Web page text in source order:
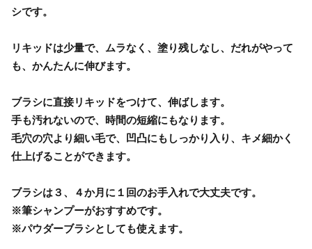
シです。
リキッドは少量で、ムラなく、塗り残しなし、だれがやって
も、かんたんに伸びます。
ブラシに直接リキッドをつけて、伸ばします。
手も汚れないので、時間の短縮にもなります。
毛穴の穴より細い毛で、凹凸にもしっかり入り、キメ細かく
仕上げることができます。
ブラシは３、４か月に１回のお手入れで大丈夫です。
※筆シャンプーがおすすめです。
※パウダーブラシとしても使えます。